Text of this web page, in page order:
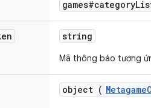
string
Mã thông báo tương
object (